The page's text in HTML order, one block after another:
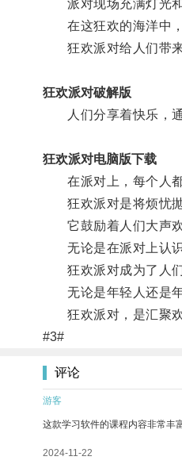
派对现场充满灯光和
在这狂欢的海洋中，
狂欢派对给人们带来
狂欢派对破解版
人们分享着快乐，通
狂欢派对电脑版下载
在派对上，每个人都
狂欢派对是将烦忧抛
它鼓励着人们大声欢
无论是在派对上认识
狂欢派对成为了人们
无论是年轻人还是年
狂欢派对，是汇聚欢
#3#
评论
游客
这款学习软件的课程内容非常丰
2024-11-22